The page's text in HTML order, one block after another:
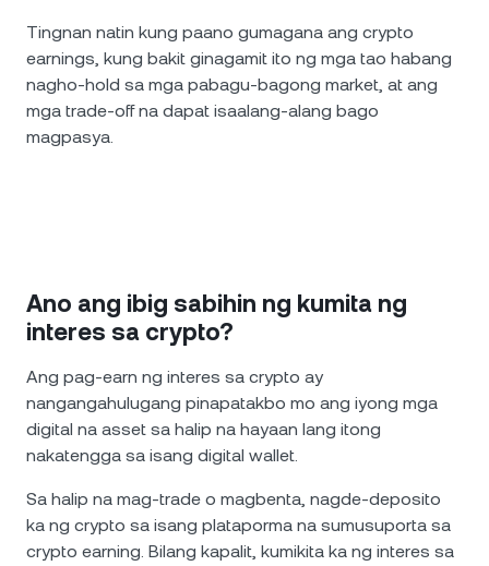
Solana SOL 0.61%
Tingnan natin kung paano gumagana ang crypto
earnings, kung bakit ginagamit ito ng mga tao habang
nagho-hold sa mga pabagu-bagong market, at ang
mga trade-off na dapat isaalang-alang bago
magpasya.
Ano ang ibig sabihin ng kumita ng
interes sa crypto?
Ang pag-earn ng interes sa crypto ay
nangangahulugang pinapatakbo mo ang iyong mga
digital na asset sa halip na hayaan lang itong
nakatengga sa isang digital wallet.
Sa halip na mag-trade o magbenta, nagde-deposito
ka ng crypto sa isang plataporma na sumusuporta sa
crypto earning. Bilang kapalit, kumikita ka ng interes sa